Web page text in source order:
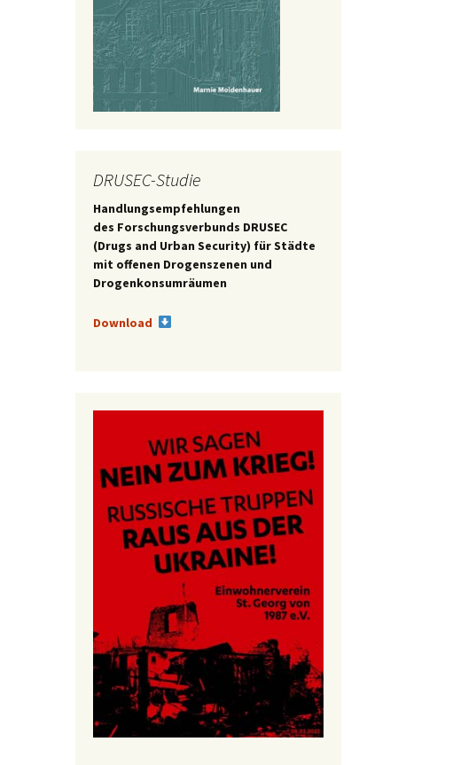
DRUSEC-Studie
Handlungsempfehlungen
des Forschungsverbunds DRUSEC
(Drugs and Urban Security) für Städte
mit offenen Drogenszenen und
Drogenkonsumräumen
Download